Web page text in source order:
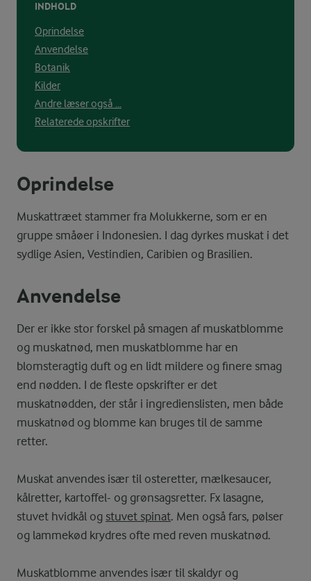
INDHOLD
Oprindelse
Anvendelse
Botanik
Kilder
Andre læser også ...
Relaterede opskrifter
Oprindelse
Muskattræet stammer fra Molukkerne, som er en
gruppe småøer i Indonesien. I dag dyrkes muskat i det
sydlige Asien, Vestindien, Caribien og Brasilien.
Anvendelse
Der er ikke stor forskel på smagen af muskatblomme
og muskatnød, men muskatblomme har en
blomsteragtig duft og en lidt mildere og finere smag
end nødden. I de fleste opskrifter er det
muskatnødden, der står i ingredienslisten, men både
muskatnød og blomme kan bruges til de samme
retter.
Muskat anvendes især til osteretter, mælkesaucer,
kålretter, kartoffel- og grønsagsretter. Fx lasagne,
stuvet hvidkål og stuvet spinat. Men også fars, pølser
og lammekød krydres ofte med reven muskatnød.
Muskatblomme anvendes især til skaldyr og